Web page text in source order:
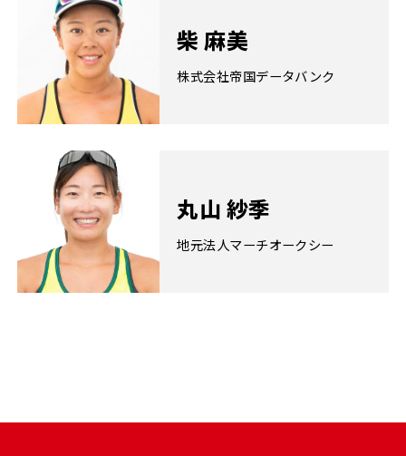
柴 麻美
株式会社帝国データバンク
丸山 紗季
地元法人マーチオークシー